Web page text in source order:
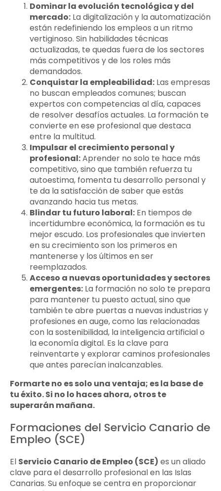
Dominar la evolución tecnológica y del
mercado: La digitalización y la automatización
están redefiniendo los empleos a un ritmo
vertiginoso. Sin habilidades técnicas
actualizadas, te quedas fuera de los sectores
más competitivos y de los roles más
demandados.
Conquistar la empleabilidad: Las empresas
no buscan empleados comunes; buscan
expertos con competencias al día, capaces
de resolver desafíos actuales. La formación te
convierte en ese profesional que destaca
entre la multitud.
Impulsar el crecimiento personal y
profesional:Aprender no solo te hace más
competitivo, sino que también refuerza tu
autoestima, fomenta tu desarrollo personal y
te da la satisfacción de saber que estás
avanzando hacia tus metas.
Blindar tu futuro laboral: En tiempos de
incertidumbre económica, la formación es tu
mejor escudo. Los profesionales que invierten
en su crecimiento son los primeros en
mantenerse y los últimos en ser
reemplazados.
Acceso a nuevas oportunidades y sectores
emergentes: La formación no solo te prepara
para mantener tu puesto actual, sino que
también te abre puertas a nuevas industrias y
profesiones en auge, como las relacionadas
con la sostenibilidad, la inteligencia artificial o
la economía digital. Es la clave para
reinventarte y explorar caminos profesionales
que antes parecían inalcanzables.
Formarte no es solo una ventaja; es la base de
tu éxito. Si no lo haces ahora, otros te
superarán mañana.
Formaciones del Servicio Canario de
Empleo (SCE)
El Servicio Canario de Empleo (SCE) es un aliado
clave para el desarrollo profesional en las Islas
Canarias. Su enfoque se centra en proporcionar